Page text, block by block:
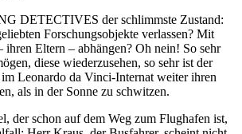
DETECTIVES der schlimmste Zustand:
Forschungsobjekte verlassen? Mit
ihren Eltern – abhängen? Oh nein! So sehr
diese wiederzusehen, so sehr ist der
Leonardo da Vinci-Internat weiter ihren
als in der Sonne zu schwitzen.
der schon auf dem Weg zum Flughafen ist,